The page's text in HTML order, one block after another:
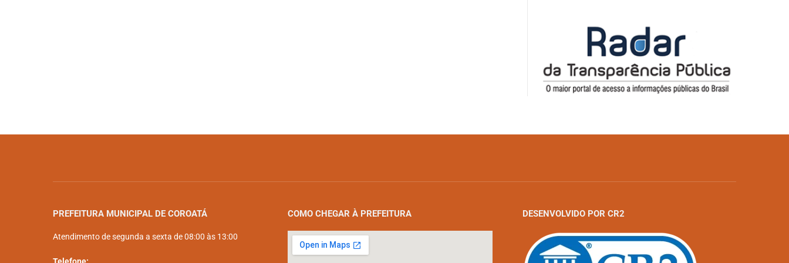
PREFEITURA MUNICIPAL DE COROATÁ
Atendimento de segunda a sexta de 08:00 às 13:00
COMO CHEGAR À PREFEITURA DESENVOLVIDO POR CR2